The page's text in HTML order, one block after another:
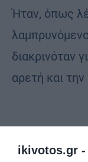
ikivotos.gr -
Ήταν, όπως
διακρινόταν
αρετή και